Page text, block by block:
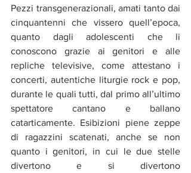
Pezzi transgenerazionali, amati tanto dai
cinquantenni che vissero quell’epoca,
quanto dagli adolescenti che li
conoscono grazie ai genitori e alle
repliche televisive, come attestano i
concerti, autentiche liturgie rock e pop,
durante le quali tutti, dal primo all’ultimo
spettatore cantano e ballano
catarticamente. Esibizioni piene zeppe
di ragazzini scatenati, anche se non
quanto i genitori, in cui le due stelle
divertono e si divertono